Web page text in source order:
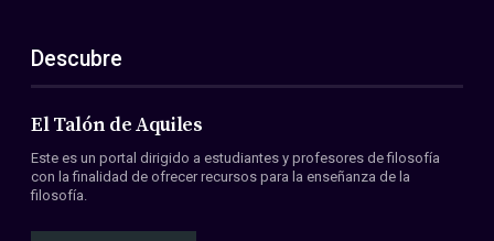
ES
EN
Acerca de nosotros
Miembros
Convenios
Descubre
El Talón de Aquiles
Este es un portal dirigido a estudiantes y profesores de filosofía
con la finalidad de ofrecer recursos para la enseñanza de la
filosofía.